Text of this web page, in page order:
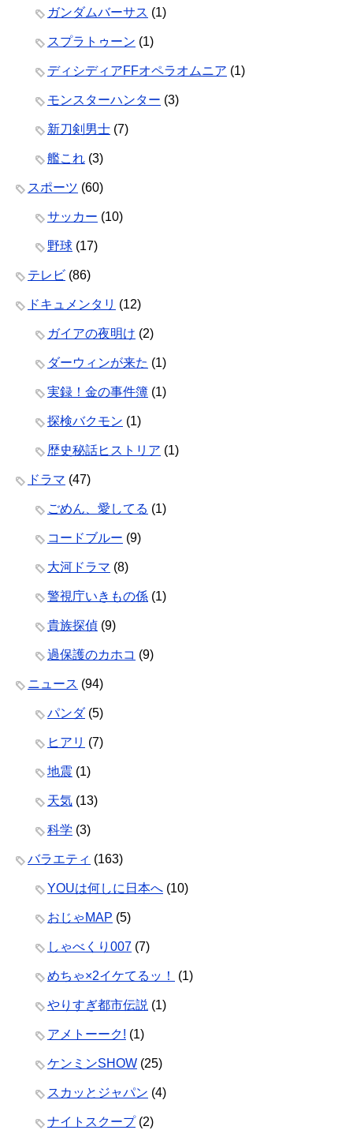
ガンダムバーサス (1)
スプラトゥーン (1)
ディシディアFFオペラオムニア (1)
モンスターハンター (3)
新刀剣男士 (7)
艦これ (3)
スポーツ (60)
サッカー (10)
野球 (17)
テレビ (86)
ドキュメンタリ (12)
ガイアの夜明け (2)
ダーウィンが来た (1)
実録！金の事件簿 (1)
探検バクモン (1)
歴史秘話ヒストリア (1)
ドラマ (47)
ごめん、愛してる (1)
コードブルー (9)
大河ドラマ (8)
警視庁いきもの係 (1)
貴族探偵 (9)
過保護のカホコ (9)
ニュース (94)
パンダ(5)
ヒアリ (7)
地震 (1)
天気 (13)
科学 (3)
バラエティ (163)
YOUは何しに日本へ (10)
おじゃMAP (5)
しゃべくり007 (7)
めちゃ×2イケてるッ！ (1)
やりすぎ都市伝説 (1)
アメトーーク! (1)
ケンミンSHOW (25)
スカッとジャパン (4)
ナイトスクープ(2)